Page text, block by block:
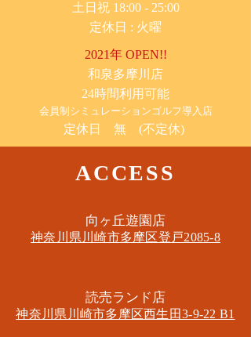
土日祝 18:00 - 25:00
​定休日 : 火曜
2021年 OPEN!!
​和泉多摩川店
24時間利用可能
​会員制シミュレーションゴルフ導入店
定休日 無 (不定休)
ACCESS
​向ヶ丘遊園店
神奈川県川崎市多摩区​登戸2085-8
​読売ランド店
神奈川県川崎市多摩区​西生田3-9-22 B1